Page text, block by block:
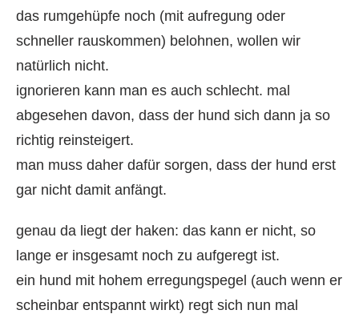
das rumgehüpfe noch (mit aufregung oder
schneller rauskommen) belohnen, wollen wir
natürlich nicht.
ignorieren kann man es auch schlecht. mal
abgesehen davon, dass der hund sich dann ja so
richtig reinsteigert.
man muss daher dafür sorgen, dass der hund erst
gar nicht damit anfängt.
genau da liegt der haken: das kann er nicht, so
lange er insgesamt noch zu aufgeregt ist.
ein hund mit hohem erregungspegel (auch wenn er
scheinbar entspannt wirkt) regt sich nun mal